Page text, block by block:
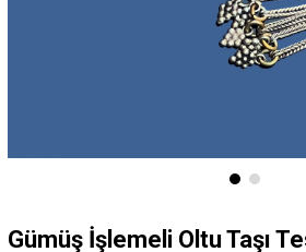
Gümüş İşlemeli Oltu Taşı